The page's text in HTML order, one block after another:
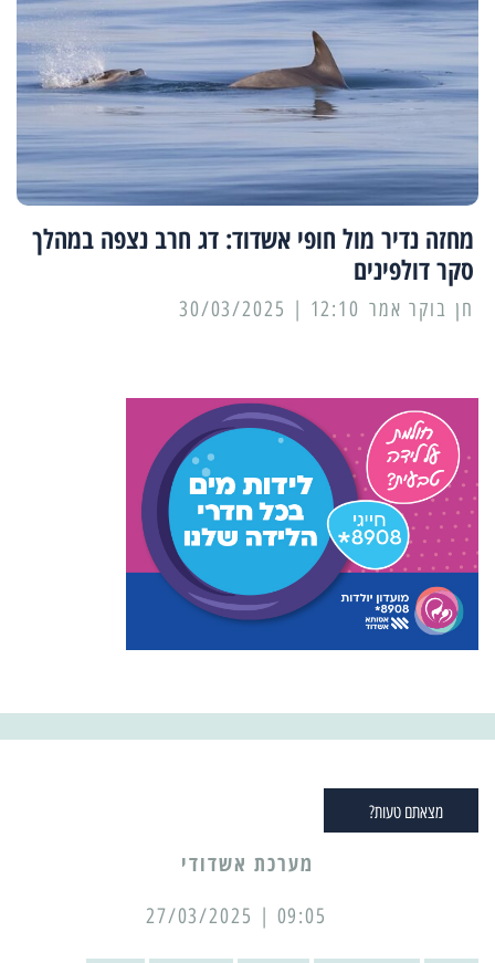
מחזה נדיר מול חופי אשדוד: דג חרב נצפה במהלך
סקר דולפינים
12:10 | 30/03/2025
מצאתם טעות?
מערכת אשדודי
09:05 | 27/03/2025